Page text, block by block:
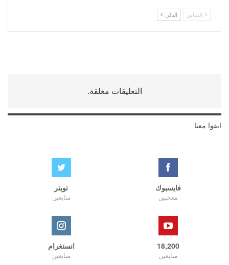
السابق التالي
التعليقات مغلقة.
ابقوا معنا
فايسبوك
معجبين
تويتر
متابعين
18,200
متابعين
انستغرام
متابعين